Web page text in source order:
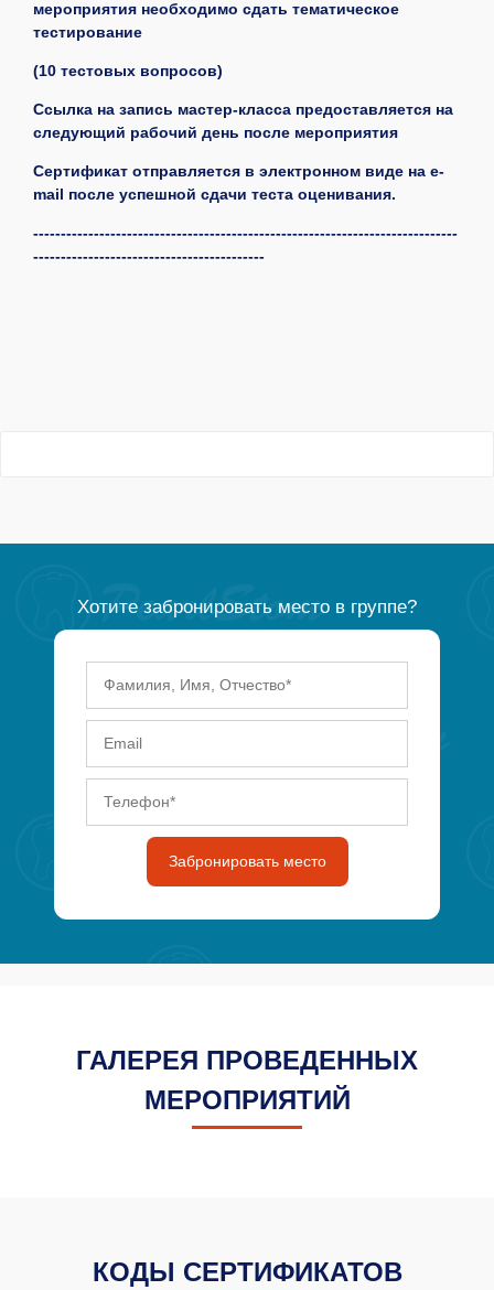
мероприятия необходимо сдать тематическое
тестирование
(10 тестовых вопросов)
Ссылка на запись мастер-класса предоставляется на
следующий рабочий день после мероприятия
Сертификат отправляется в электронном виде на e-
mail после успешной сдачи теста оценивания.
-----------------------------------------------------------------------------
------------------------------------------
Хотите забронировать место в группе?
Забронировать место
ГАЛЕРЕЯ ПРОВЕДЕННЫХ
МЕРОПРИЯТИЙ
КОДЫ СЕРТИФИКАТОВ